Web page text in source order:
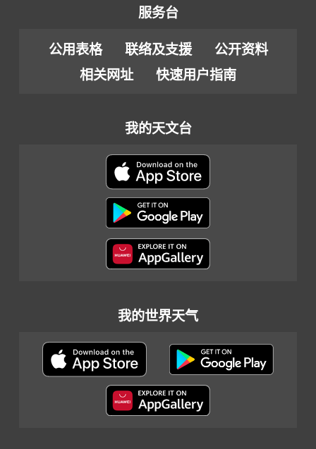
服务台
公用表格 联络及支援
公开资料
相关网址
快速用户指南
我的天文台
我的世界天气